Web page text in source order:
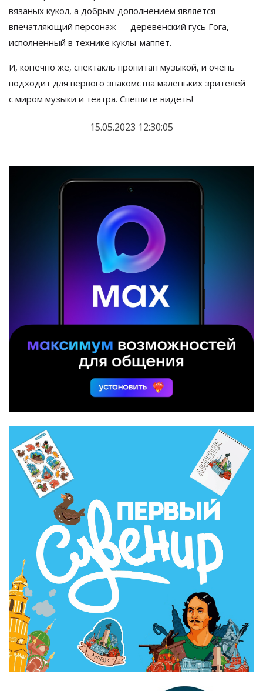
вязаных кукол, а добрым дополнением является
впечатляющий персонаж — деревенский гусь Гога,
исполненный в технике куклы-маппет.
И, конечно же, спектакль пропитан музыкой, и очень
подходит для первого знакомства маленьких зрителей
с миром музыки и театра. Спешите видеть!
15.05.2023 12:30:05